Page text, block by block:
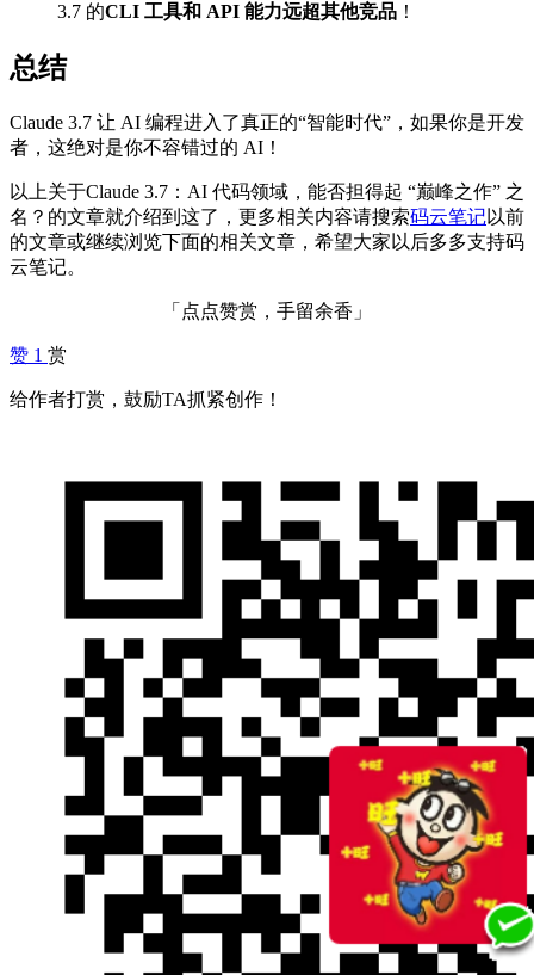
3.7 的CLI 工具和 API 能力远超其他竞品 ！
总结
Claude 3.7 让 AI 编程进入了真正的“智能时代”，如果你是开发
者，这绝对是你不容错过的 AI！
以上关于Claude 3.7：AI 代码领域，能否担得起 “巅峰之作” 之
名？的文章就介绍到这了，更多相关内容请搜索码云笔记以前
的文章或继续浏览下面的相关文章，希望大家以后多多支持码
云笔记。
「点点赞赏，手留余香」
赞 1 赏
给作者打赏，鼓励TA抓紧创作！